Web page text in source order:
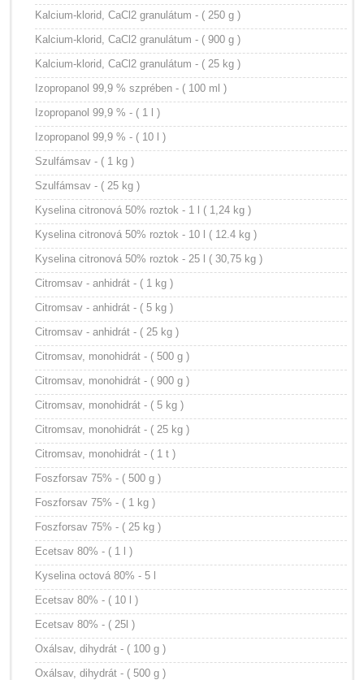
Kalcium-klorid, CaCl2 granulátum - ( 250 g )
Kalcium-klorid, CaCl2 granulátum - ( 900 g )
Kalcium-klorid, CaCl2 granulátum - ( 25 kg )
Izopropanol 99,9 % szprében - ( 100 ml )
Izopropanol 99,9 % - ( 1 l )
Izopropanol 99,9 % - ( 10 l )
Szulfámsav - ( 1 kg )
Szulfámsav - ( 25 kg )
Kyselina citronová 50% roztok - 1 l ( 1,24 kg )
Kyselina citronová 50% roztok - 10 l ( 12.4 kg )
Kyselina citronová 50% roztok - 25 l ( 30,75 kg )
Citromsav - anhidrát - ( 1 kg )
Citromsav - anhidrát - ( 5 kg )
Citromsav - anhidrát - ( 25 kg )
Citromsav, monohidrát - ( 500 g )
Citromsav, monohidrát - ( 900 g )
Citromsav, monohidrát - ( 5 kg )
Citromsav, monohidrát - ( 25 kg )
Citromsav, monohidrát - ( 1 t )
Foszforsav 75% - ( 500 g )
Foszforsav 75% - ( 1 kg )
Foszforsav 75% - ( 25 kg )
Ecetsav 80% - ( 1 l )
Kyselina octová 80% - 5 l
Ecetsav 80% - ( 10 l )
Ecetsav 80% - ( 25l )
Oxálsav, dihydrát - ( 100 g )
Oxálsav, dihydrát - ( 500 g )